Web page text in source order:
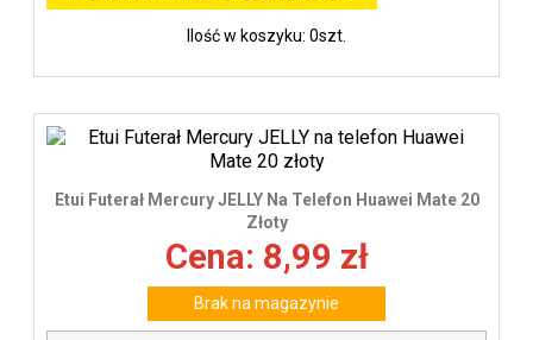
Ilość w koszyku: 0szt.
Etui Futerał Mercury JELLY Na Telefon Huawei Mate 20
Złoty
Cena: 8,99 zł
Brak na magazynie